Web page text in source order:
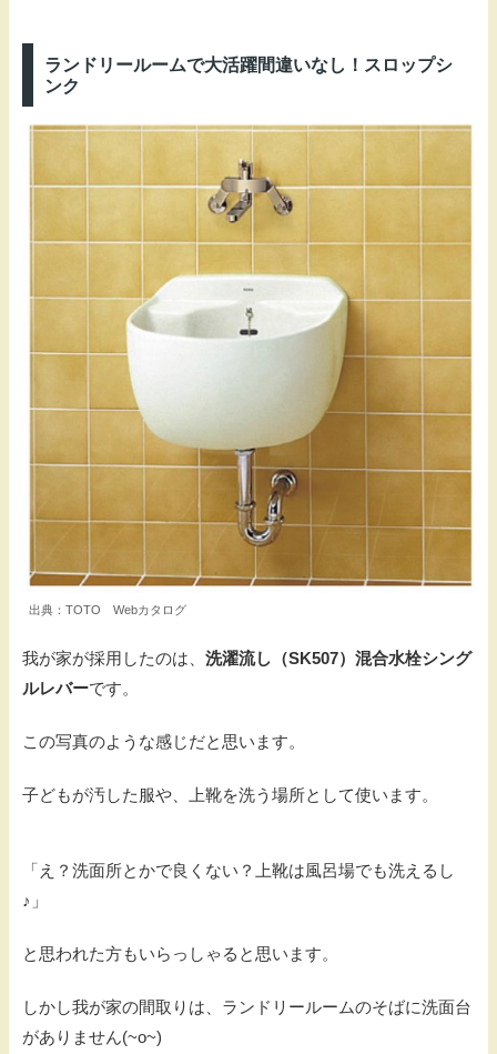
ランドリールームで大活躍間違いなし！スロップシ
ンク
出典：TOTO Webカタログ
我が家が採用したのは、 洗濯流し（SK507）混合水栓シング
ルレバーです。
この写真のような感じだと思います。
子どもが汚した服や、上靴を洗う場所として使います。
「え？洗面所とかで良くない？上靴は風呂場でも洗えるし
♪」
と思われた方もいらっしゃると思います。
しかし我が家の間取りは、ランドリールームのそばに洗面台
がありません(~o~)